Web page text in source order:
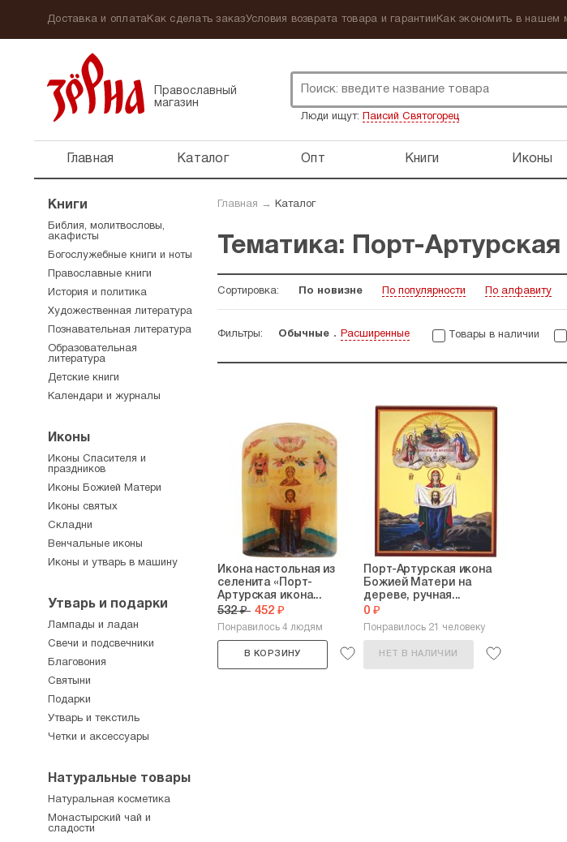
Доставка и оплатаКак сделать заказУсловия возврата товара и гарантии Как экономить в нашем
Православный
магазин
Люди ищут: Паисий Святогорец
Главная Каталог Опт Книги Иконы
Главная → Каталог
Тематика: Порт-
Сортировка: По новизне По популярности По алфавиту
Фильтры: Обычные Расширенные Товары в наличии
Икона настольная из
селенита «Порт-
Артурская икона...
532 ₽ 452 ₽
Понравилось 4 людям
В КОРЗИНУ
Порт-Артурская икона
Божией Матери на
дереве, ручная...
0 ₽
Понравилось 21 человеку
НЕТ В НАЛИЧИИ
Книги
Библия, молитвословы,
акафисты
Богослужебные книги и ноты
Православные книги
История и политика
Художественная литература
Познавательная литература
Образовательная
литература
Детские книги
Календари и журналы
Иконы
Иконы Спасителя и
праздников
Иконы Божией Матери
Иконы святых
Складни
Венчальные иконы
Иконы и утварь в машину
Утварь и подарки
Лампады и ладан
Свечи и подсвечники
Благовония
Святыни
Подарки
Утварь и текстиль
Четки и аксессуары
Натуральные товары
Натуральная косметика
Монастырский чай и
сладости